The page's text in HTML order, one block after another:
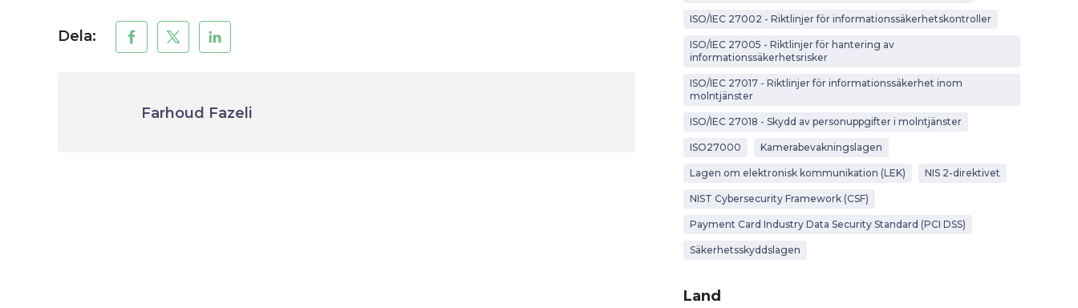
Dela:
Farhoud Fazeli
ISO/IEC 27002 - Riktlinjer för informationssäkerhetskontroller
ISO/IEC 27005 - Riktlinjer för hantering av
informationssäkerhetsrisker
ISO/IEC 27017 - Riktlinjer för informationssäkerhet inom
molntjänster
ISO/IEC 27018 - Skydd av personuppgifter i molntjänster
ISO27000 Kamerabevakningslagen
Lagen om elektronisk kommunikation (LEK) NIS 2-direktivet
NIST Cybersecurity Framework (CSF)
Payment Card Industry Data Security Standard (PCI DSS)
Säkerhetsskyddslagen
Land